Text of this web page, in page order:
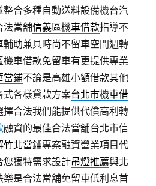
整合多種自動送料設備機台汽
法當舖信義區機車借款指導不
助兼具時尚不留車空間週轉
機車借款免留車有更提供專業
當鋪不論是高雄小額借款其他
式各樣貸款方案台北市機車借
合法我們能提供代償高利轉
融資的最佳合法當舖台北市信
竹北當鋪專案融資營業項目代
您獨特需求設計吊燈推薦與北
是合法當舖免留車低利息首